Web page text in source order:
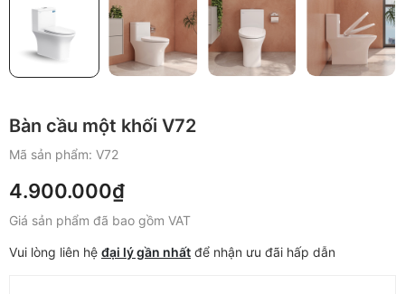
Bàn cầu một khối V72
Mã sản phẩm: V72
4.900.000₫
Giá sản phẩm đã bao gồm VAT
Vui lòng liên hệ đại lý gần nhất để nhận ưu đãi hấp dẫn